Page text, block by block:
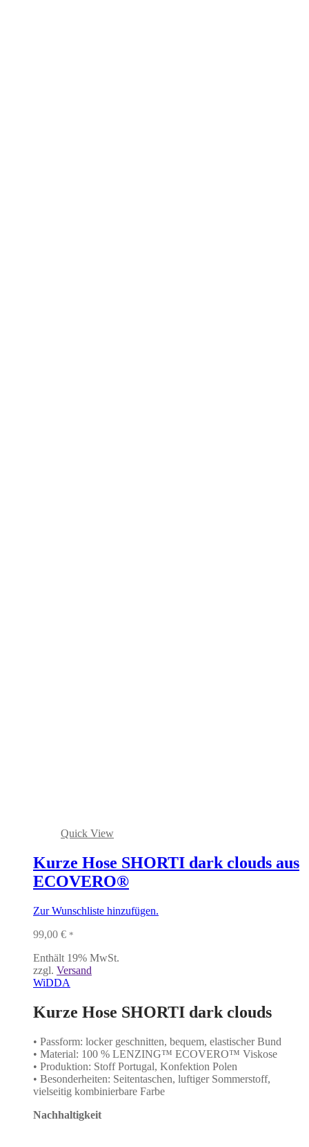
Quick View
Kurze Hose SHORTI dark clouds aus
ECOVERO®
Zur Wunschliste hinzufügen.
99,00 € *
Enthält 19% MwSt.
zzgl. Versand
WiDDA
Kurze Hose SHORTI dark clouds
• Passform: locker geschnitten, bequem, elastischer Bund
• Material: 100 % LENZING™ ECOVERO™ Viskose
• Produktion: Stoff Portugal, Konfektion Polen
• Besonderheiten: Seitentaschen, luftiger Sommerstoff,
vielseitig kombinierbare Farbe
Nachhaltigkeit